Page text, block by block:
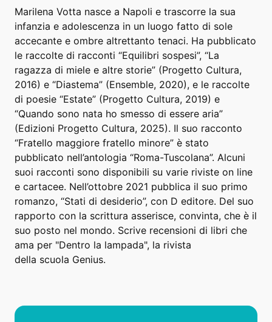
Marilena Votta nasce a Napoli e trascorre la sua
infanzia e adolescenza in un luogo fatto di sole
accecante e ombre altrettanto tenaci. Ha pubblicato
le raccolte di racconti “Equilibri sospesi”, “La
ragazza di miele e altre storie” (Progetto Cultura,
2016) e “Diastema” (Ensemble, 2020), e le raccolte
di poesie “Estate” (Progetto Cultura, 2019) e
“Quando sono nata ho smesso di essere aria”
(Edizioni Progetto Cultura, 2025). Il suo racconto
“Fratello maggiore fratello minore” è stato
pubblicato nell’antologia “Roma-Tuscolana”. Alcuni
suoi racconti sono disponibili su varie riviste on line
e cartacee. Nell’ottobre 2021 pubblica il suo primo
romanzo, “Stati di desiderio”, con D editore. Del suo
rapporto con la scrittura asserisce, convinta, che è il
suo posto nel mondo. Scrive recensioni di libri che
ama per "Dentro la lampada", la rivista
della scuola Genius.